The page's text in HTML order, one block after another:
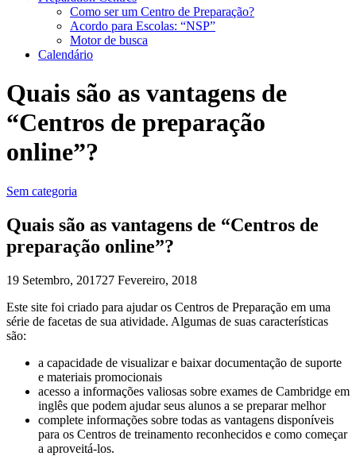
Como ser um Centro de Preparação?
Acordo para Escolas: “NSP”
Motor de busca
Calendário
Quais são as vantagens de
“Centros de preparação
online”?
Sem categoria
Quais são as vantagens de “Centros de
preparação online”?
19 Setembro, 201727 Fevereiro, 2018
Este site foi criado para ajudar os Centros de Preparação em uma
série de facetas de sua atividade. Algumas de suas características
são:
a capacidade de visualizar e baixar documentação de suporte
e materiais promocionais
acesso a informações valiosas sobre exames de Cambridge em
inglês que podem ajudar seus alunos a se preparar melhor
complete informações sobre todas as vantagens disponíveis
para os Centros de treinamento reconhecidos e como começar
a aproveitá-los.